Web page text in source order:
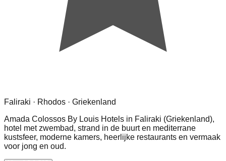
Faliraki · Rhodos · Griekenland
Amada Colossos By Louis Hotels in Faliraki (Griekenland),
hotel met zwembad, strand in de buurt en mediterrane
kustsfeer, moderne kamers, heerlijke restaurants en vermaak
voor jong en oud.